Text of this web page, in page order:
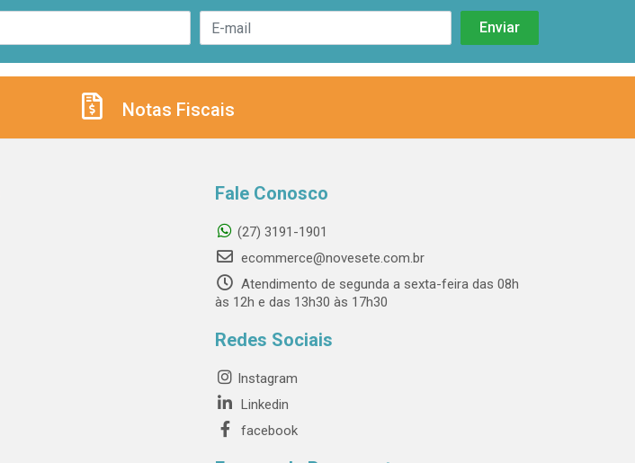
Notas Fiscais
Fale Conosco
(27) 3191-1901
ecommerce@novesete.com.br
Atendimento de segunda a sexta-feira das 08h
às 12h e das 13h30 às 17h30
Redes Sociais
Instagram
Linkedin
facebook